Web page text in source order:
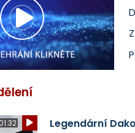
Přehrát
video
Legendární